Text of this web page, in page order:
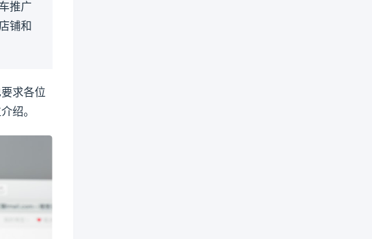
推广
铺和
求各位
绍。